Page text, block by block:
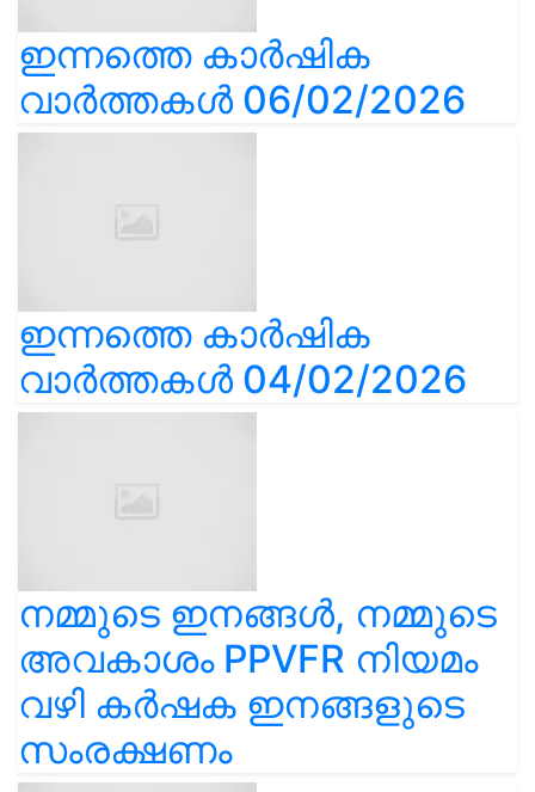
ഇന്നത്തെ കാർഷിക
വാർത്തകൾ 06/02/2026
ഇന്നത്തെ കാർഷിക
വാർത്തകൾ 04/02/2026
നമ്മുടെ ഇനങ്ങൾ, നമ്മുടെ
അവകാശം PPVFR നിയമം
വഴി കർഷക ഇനങ്ങളുടെ
സംരക്ഷണം